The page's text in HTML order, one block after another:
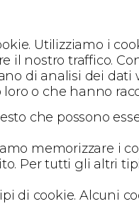
Utilizziamo i
il nostro traffico.
di analisi dei
o che hanno
che possono
memorizzare i
Per tutti gli altri
di cookie. Alcuni